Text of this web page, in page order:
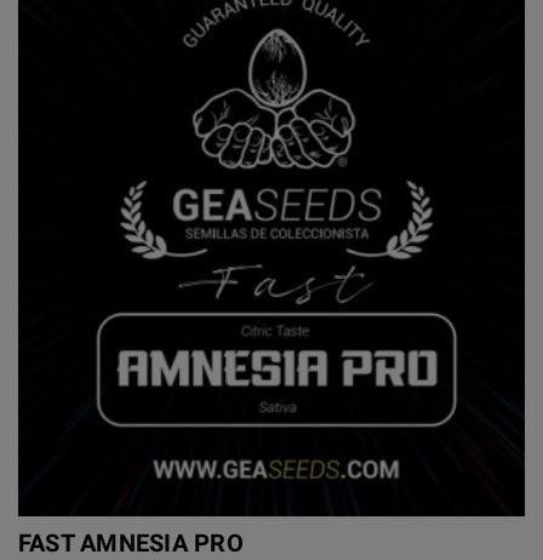
FAST AMNESIA PRO